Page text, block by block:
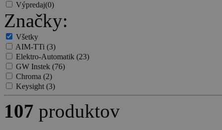
Výpredaj(0)
Značky:
Všetky
AIM-TTi (3)
Elektro-Automatik (23)
GW Instek (76)
Chroma (2)
Keysight(3)
107 produktov